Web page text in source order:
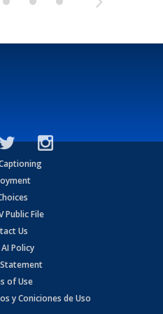
Public File
Us
AI Policy
of Use
y Coniciones de Uso